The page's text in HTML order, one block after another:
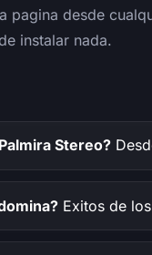
pagina desde
instalar nada.
Stereo?
Exitos de